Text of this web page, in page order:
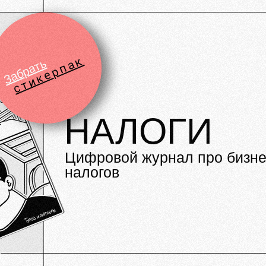
Цифровой журнал про
налогов
НАЛОГИ
Забрать
стикерпак